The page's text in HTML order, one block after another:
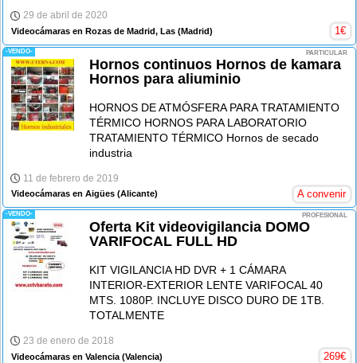
29 de abril de 2020
Videocámaras en Rozas de Madrid, Las (Madrid) 1€
-VENDO- PARTICULAR
Hornos continuos Hornos de kamara
Hornos para aliuminio
HORNOS DE ATMÓSFERA PARA TRATAMIENTO
TÉRMICO HORNOS PARA LABORATORIO
TRATAMIENTO TÉRMICO Hornos de secado
industria
11 de febrero de 2019
Videocámaras en Aigües (Alicante) A convenir
-VENDO- PROFESIONAL
Oferta Kit videovigilancia DOMO
VARIFOCAL FULL HD
KIT VIGILANCIA HD DVR + 1 CÁMARA
INTERIOR-EXTERIOR LENTE VARIFOCAL 40
MTS. 1080P. INCLUYE DISCO DURO DE 1TB.
TOTALMENTE
23 de enero de 2018
Videocámaras en Valencia (Valencia) 269€